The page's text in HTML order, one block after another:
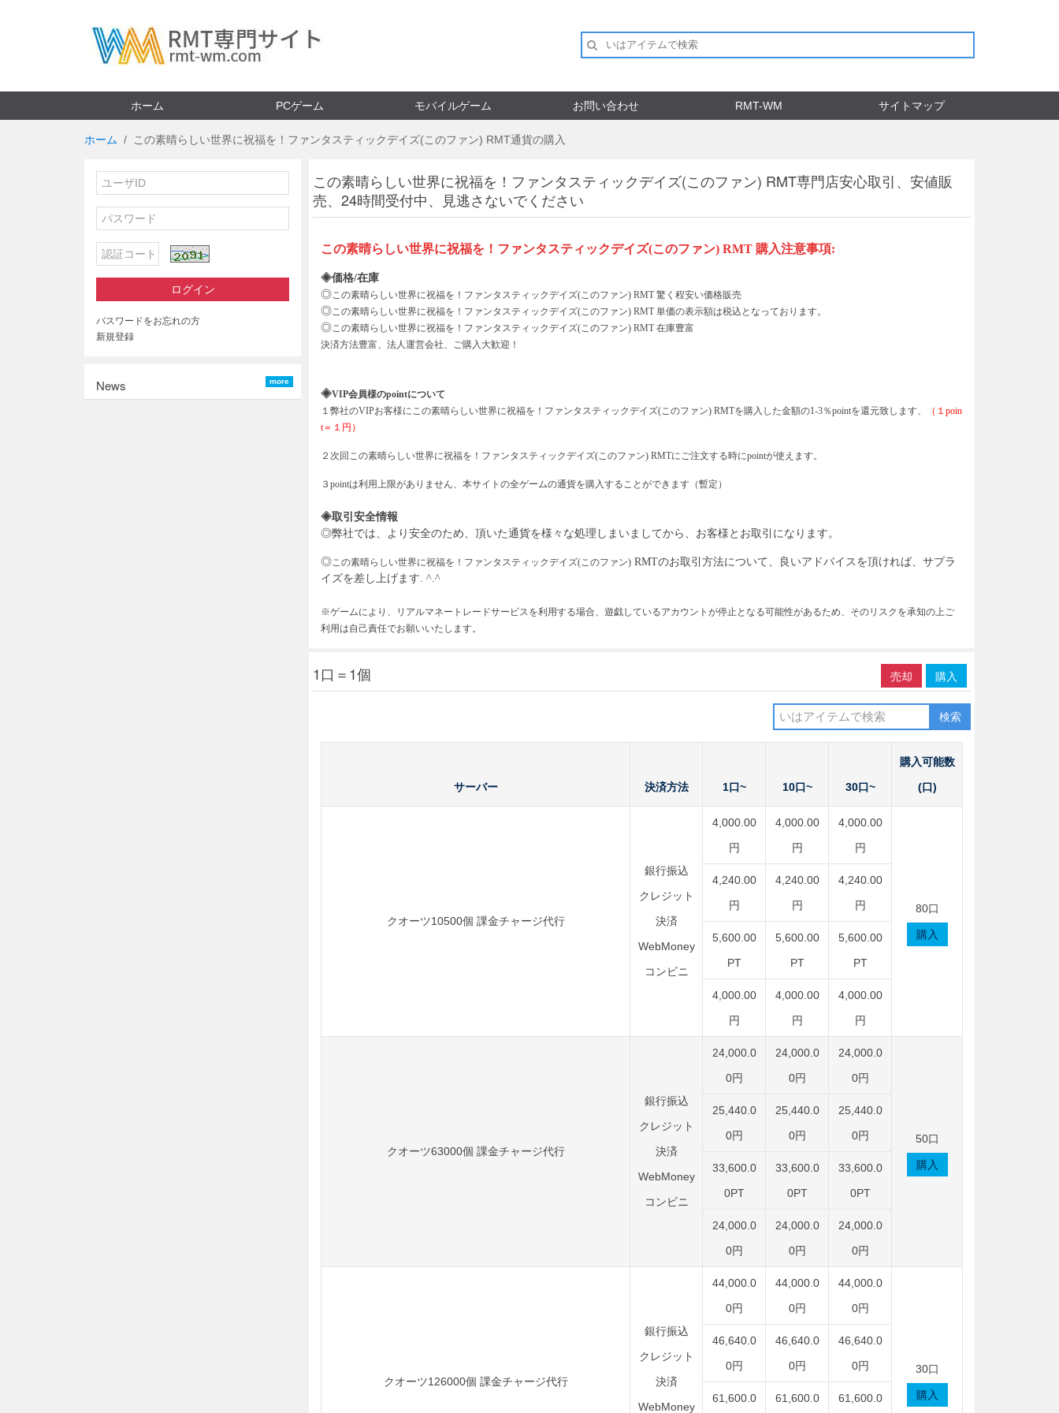
ホーム PCゲーム モバイルゲーム お問い合わせ RMT-WM サイトマップ
ホーム この素晴らしい世界に祝福を！ファンタスティックデイズ(このファン) RMT通貨の購入
ログイン
パスワードをお忘れの方
新規登録
more
News
この素晴らしい世界に祝福を！ファンタスティックデイズ(このファン) RMT専門店安心取引、安値販
売、24時間受付中、見逃さないでください
この素晴らしい世界に祝福を！ファンタスティックデイズ(このファン) RMT 購入注意事項:
◈価格/在庫
◎この素晴らしい世界に祝福を！ファンタスティックデイズ(このファン) RMT 驚く程安い価格販売
◎この素晴らしい世界に祝福を！ファンタスティックデイズ(このファン) RMT 単価の表示額は税込となっております。
◎この素晴らしい世界に祝福を！ファンタスティックデイズ(このファン) RMT 在庫豊富
決済方法豊富、法人運営会社、ご購入大歓迎！
◈VIP会員様のpointについて
１弊社のVIPお客様にこの素晴らしい世界に祝福を！ファンタスティックデイズ(このファン) RMTを購入した金額の1-3％pointを還元致します、 （１ poin
t＝１円）
２次回 この素晴らしい世界に祝福を！ファンタスティックデイズ(このファン) RMTにご注文する時にpointが使えます。
３ pointは利用上限がありません、本サイトの全ゲームの通貨を購入することができます（暫定）
◈取引安全情報
◎弊社では、より安全のため、頂いた通貨を様々な処理しまいましてから、お客様とお取引になります。
◎この素晴らしい世界に祝福を！ファンタスティックデイズ(このファン) RMTのお取引方法について、良いアドバイスを頂ければ、サプラ
イズを差し上げます. ^.^
※ゲームにより、リアルマネートレードサービスを利用する場合、遊戯しているアカウントが停止となる可能性があるため、そのリスクを承知の上ご
利用は自己責任でお願いいたします。
1口＝1個 購入
売却
検索
サーバー 決済方法 1口~ 10口~ 30口~
購入可能数
(口)
クオーツ10500個 課金チャージ代行
銀行振込
クレジット
決済
WebMoney
コンビニ
4,000.00
円
4,000.00
円
4,000.00
円
80口
購入
4,240.00
円
4,240.00
円
4,240.00
円
5,600.00
PT
5,600.00
PT
5,600.00
PT
4,000.00
円
4,000.00
円
4,000.00
円
クオーツ63000個 課金チャージ代行
銀行振込
クレジット
決済
WebMoney
コンビニ
24,000.0
0円
24,000.0
0円
24,000.0
0円
50口
購入
25,440.0
0円
25,440.0
0円
25,440.0
0円
33,600.0
0PT
33,600.0
0PT
33,600.0
0PT
24,000.0
0円
24,000.0
0円
24,000.0
0円
クオーツ126000個 課金チャージ代行
銀行振込
クレジット
決済
WebMoney
44,000.0
0円
44,000.0
0円
44,000.0
0円
30口
購入
46,640.0
0円
46,640.0
0円
46,640.0
0円
61,600.0
61,600.0
61,600.0